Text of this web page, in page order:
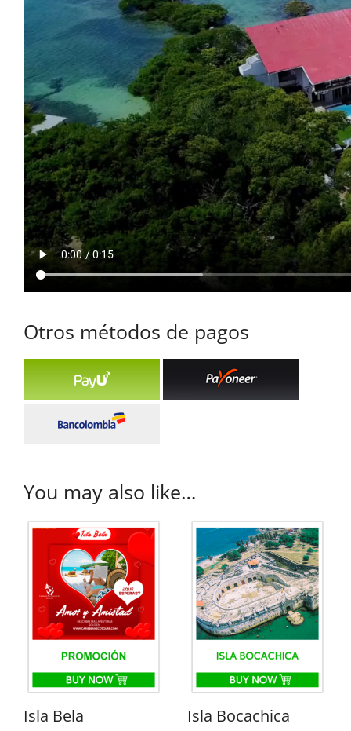
Otros métodos de pagos
You may also like…
Isla Bela Isla Bocachica